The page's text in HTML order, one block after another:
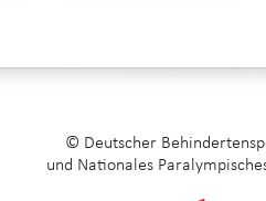
© Deutscher
und Nationales